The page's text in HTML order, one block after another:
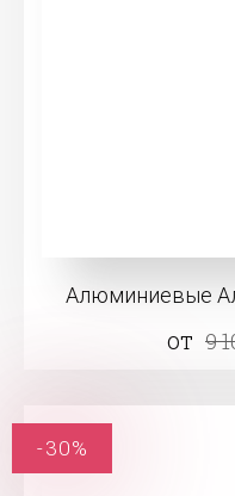
Алюминиевые
от 9
-30%